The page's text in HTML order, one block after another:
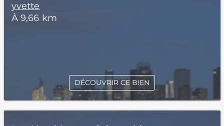
yvette
À 9,66 km
DÉCOUVRIR CE BIEN